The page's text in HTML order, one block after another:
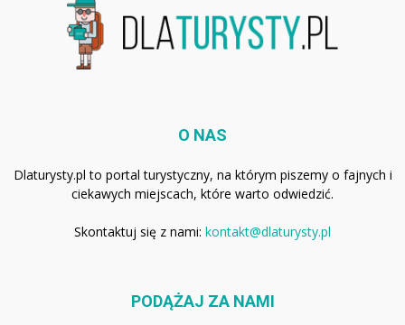
O NAS
Dlaturysty.pl to portal turystyczny, na którym piszemy o fajnych i
ciekawych miejscach, które warto odwiedzić.
Skontaktuj się z nami: kontakt@dlaturysty.pl
PODĄŻAJ ZA NAMI